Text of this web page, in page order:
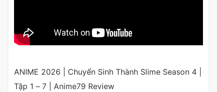
ANIME 2026 | Chuyển Sinh Thành Slime Season 4 |
Tập 1 – 7 | Anime79 Review